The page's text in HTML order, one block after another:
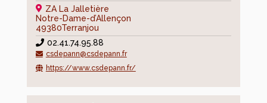
Morna
numéros
d’urgence
loisirs
ZA La Jalletière
Notre-Dame-d’Allençon
49380Terranjou
02.41.74.95.88
csdepann@csdepann.fr
https://www.csdepann.fr/